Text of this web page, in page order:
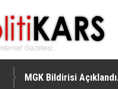
MGK Bildirisi